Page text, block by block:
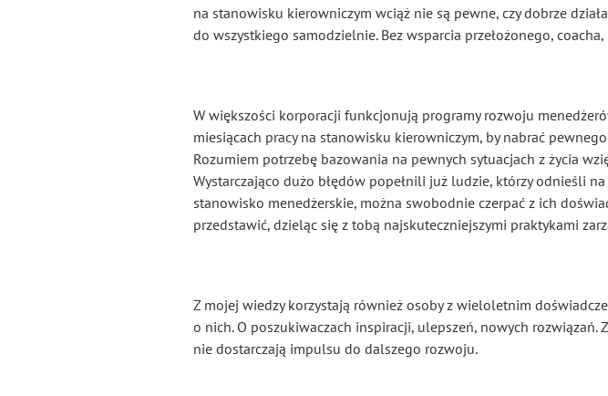
na stanowisku kierowniczym wciąż nie są pewne, czy dobrze
do wszystkiego samodzielnie. Bez wsparcia przełożonego,
W większości korporacji funkcjonują programy rozwoju
miesiącach pracy na stanowisku kierowniczym, by nabrać
Rozumiem potrzebę bazowania na pewnych sytuacjach z życia
Wystarczająco dużo błędów popełnili już ludzie, którzy odnieśli
stanowisko menedżerskie, można swobodnie czerpać z ich
przedstawić, dzieląc się z tobą najskuteczniejszymi praktykami
Z mojej wiedzy korzystają również osoby z wieloletnim
o nich. O poszukiwaczach inspiracji, ulepszeń, nowych
nie dostarczają impulsu do dalszego rozwoju.